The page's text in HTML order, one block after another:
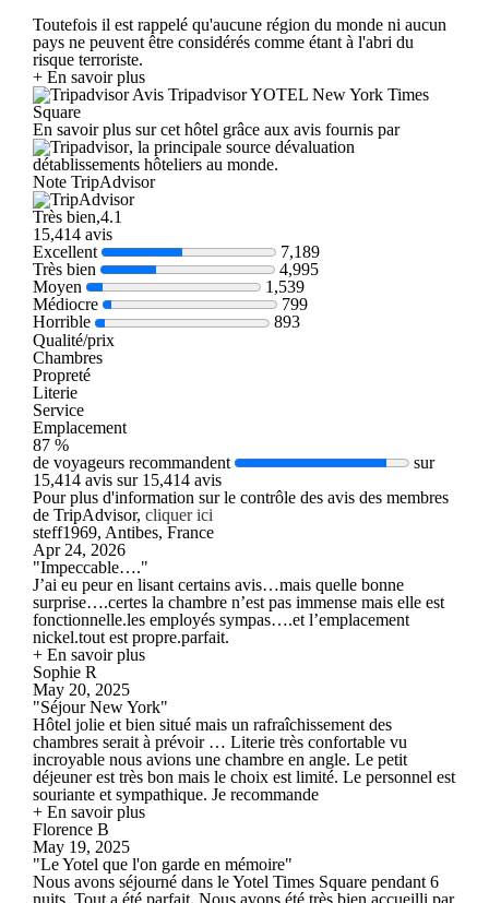
Toutefois il est rappelé qu'aucune région du monde ni aucun
pays ne peuvent être considérés comme étant à l'abri du
risque terroriste.
+ En savoir plus
Avis Tripadvisor YOTEL New York Times
Square
En savoir plus sur cet hôtel grâce aux avis fournis par
, la principale source dévaluation
détablissements hôteliers au monde.
Note TripAdvisor
Très bien,4.1
15,414 avis
Excellent
7,189
Très bien
4,995
Moyen
1,539
Médiocre
799
Horrible
893
Qualité/prix
Chambres
Propreté
Literie
Service
Emplacement
87 %
de voyageurs recommandent
sur
15,414 avis sur 15,414 avis
Pour plus d'information sur le contrôle des avis des membres
de TripAdvisor, cliquer ici
steff1969, Antibes, France
Apr 24, 2026
"Impeccable…."
J’ai eu peur en lisant certains avis…mais quelle bonne
surprise….certes la chambre n’est pas immense mais elle est
fonctionnelle.les employés sympas….et l’emplacement
nickel.tout est propre.parfait.
+ En savoir plus
Sophie R
May 20, 2025
"Séjour New York"
Hôtel jolie et bien situé mais un rafraîchissement des
chambres serait à prévoir … Literie très confortable vu
incroyable nous avions une chambre en angle. Le petit
déjeuner est très bon mais le choix est limité. Le personnel est
souriante et sympathique. Je recommande
+ En savoir plus
Florence B
May 19, 2025
"Le Yotel que l'on garde en mémoire"
Nous avons séjourné dans le Yotel Times Square pendant 6
nuits. Tout a été parfait. Nous avons été très bien accueilli par